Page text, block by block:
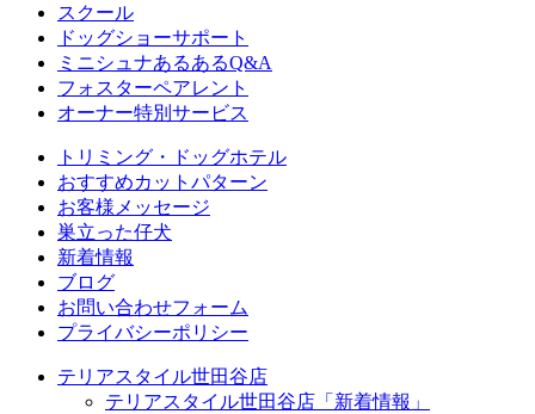
スクール
ドッグショーサポート
ミニシュナあるあるQ&A
フォスターペアレント
オーナー特別サービス
トリミング・ドッグホテル
おすすめカットパターン
お客様メッセージ
巣立った仔犬
新着情報
ブログ
お問い合わせフォーム
プライバシーポリシー
テリアスタイル世田谷店
テリアスタイル世田谷店「新着情報」